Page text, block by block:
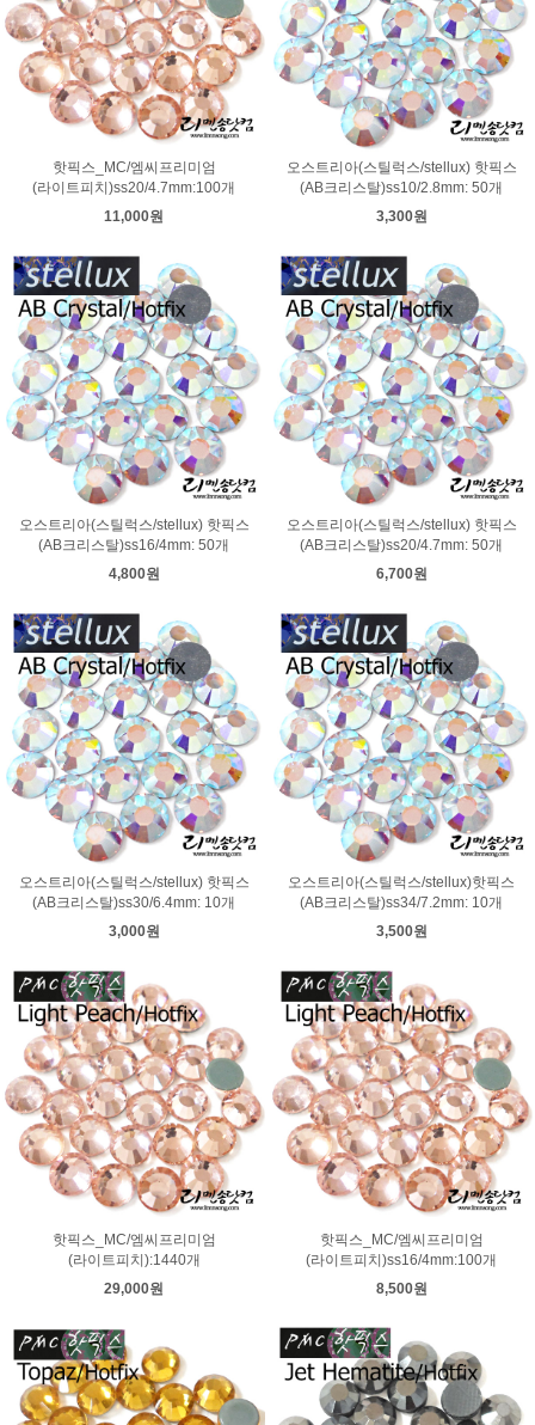
핫픽스_MC/엠씨프리미엄
(라이트피치)ss20/4.7mm:100개
11,000원
오스트리아(스틸럭스/stellux) 핫픽스
(AB크리스탈)ss10/2.8mm: 50개
3,300원
오스트리아(스틸럭스/stellux) 핫픽스
(AB크리스탈)ss16/4mm: 50개
4,800원
오스트리아(스틸럭스/stellux) 핫픽스
(AB크리스탈)ss20/4.7mm: 50개
6,700원
오스트리아(스틸럭스/stellux) 핫픽스
(AB크리스탈)ss30/6.4mm: 10개
3,000원
오스트리아(스틸럭스/stellux)핫픽스
(AB크리스탈)ss34/7.2mm: 10개
3,500원
핫픽스_MC/엠씨프리미엄
(라이트피치):1440개
29,000원
핫픽스_MC/엠씨프리미엄
(라이트피치)ss16/4mm:100개
8,500원